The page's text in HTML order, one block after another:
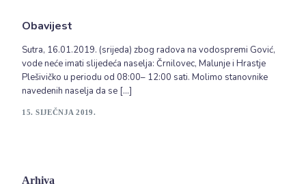
Obavijest
Sutra, 16.01.2019. (srijeda) zbog radova na vodospremi Gović,
vode neće imati slijedeća naselja: Črnilovec, Malunje i Hrastje
Plešivičko u periodu od 08:00– 12:00 sati. Molimo stanovnike
navedenih naselja da se […]
15. SIJEČNJA 2019.
Arhiva